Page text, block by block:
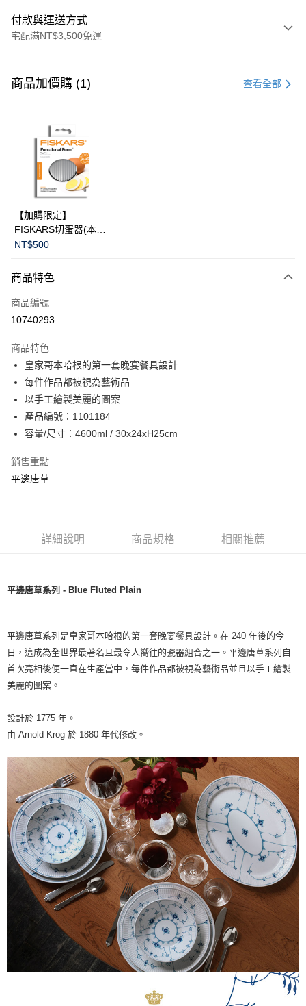
付款與運送方式
宅配滿NT$3,500免運
信用卡一次付款
3 期 0 利率 每期
合作金庫商業銀行
華南商業銀行
上海商業儲蓄銀行
國泰世華商業銀行
臺灣中小企業銀行
匯豐（台灣）商業銀行
聯邦商業銀行
元大商業銀行
台新國際商業銀行
LINE Pay
Apple Pay
運送方式
黑貓宅急便
商品加價購 (1) 查看全部
【加購限定】
FISKARS切蛋器(本商
品不提供破損保證)
NT$500
商品特色
商品編號
10740293
商品特色
皇家哥本哈根的第一套晚宴餐具設計
每件作品都被視為藝術品
以手工繪製美麗的圖案
產品編號：1101184
容量/尺寸：4600ml / 30x24xH25cm
銷售重點
平邊唐草
詳細說明 商品規格 相關推薦
平邊唐草系列 - Blue Fluted Plain
平邊唐草系列是皇家哥本哈根的第一套晚宴餐具設計。在 240 年後的今
日，這成為全世界最著名且最令人嚮往的瓷器組合之一。平邊唐草系列自
首次亮相後便一直在生產當中，每件作品都被視為藝術品並且以手工繪製
美麗的圖案。
設計於 1775 年。
由 Arnold Krog 於 1880 年代修改。